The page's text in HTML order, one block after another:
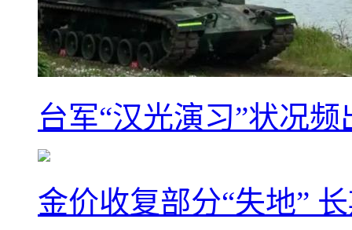
台军“汉光演习”状况
金价收复部分“失地”